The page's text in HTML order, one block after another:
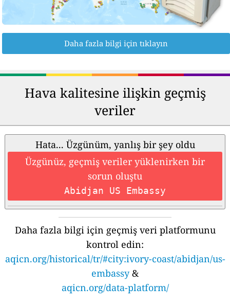
Daha fazla bilgi için tıklayın
Hava kalitesine ilişkin geçmiş
veriler
Hata... Üzgünüm, yanlış bir şey oldu
Üzgünüz, geçmiş veriler yüklenirken bir
sorun oluştu
Abidjan US Embassy
Daha fazla bilgi için geçmiş veri platformunu
kontrol edin:
aqicn.org/historical/tr/#city:ivory-coast/abidjan/us-
embassy&
aqicn.org/data-platform/